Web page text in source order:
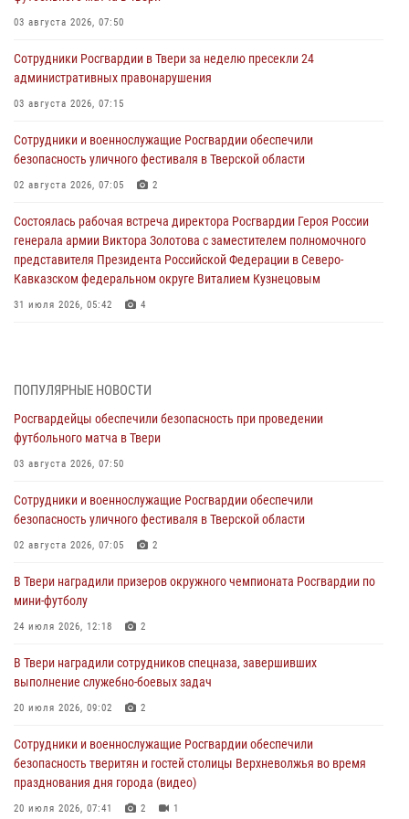
03 августа 2026, 07:50
Сотрудники Росгвардии в Твери за неделю пресекли 24
административных правонарушения
03 августа 2026, 07:15
Сотрудники и военнослужащие Росгвардии обеспечили
безопасность уличного фестиваля в Тверской области
02 августа 2026, 07:05 2
Состоялась рабочая встреча директора Росгвардии Героя России
генерала армии Виктора Золотова с заместителем полномочного
представителя Президента Российской Федерации в Северо-
Кавказском федеральном округе Виталием Кузнецовым
31 июля 2026, 05:42 4
28 июля 2026, 11:30 2
Сотрудники вневедомственной охраны совершили 250 выездов и
пресекли 20 правонарушений за неделю в Тверской области
27 июля 2026, 08:29
В Твери наградили призеров окружного чемпионата Росгвардии по
мини-футболу
24 июля 2026, 12:18 2
Росгвардейцы оказали помощь водителю на дороге в городе Кашин
22 июля 2026, 08:35
Представители Росгвардии провели спортивно — патриотическое
мероприятие для воспитанников летнего лагеря в Тверской области
(видео)
ПОПУЛЯРНЫЕ НОВОСТИ
Росгвардейцы обеспечили безопасность при проведении
футбольного матча в Твери
03 августа 2026, 07:50
Сотрудники и военнослужащие Росгвардии обеспечили
безопасность уличного фестиваля в Тверской области
02 августа 2026, 07:05 2
В Твери наградили призеров окружного чемпионата Росгвардии по
мини-футболу
24 июля 2026, 12:18 2
В Твери наградили сотрудников спецназа, завершивших
выполнение служебно-боевых задач
20 июля 2026, 09:02 2
Сотрудники и военнослужащие Росгвардии обеспечили
безопасность тверитян и гостей столицы Верхневолжья во время
празднования дня города (видео)
20 июля 2026, 07:41 2 1